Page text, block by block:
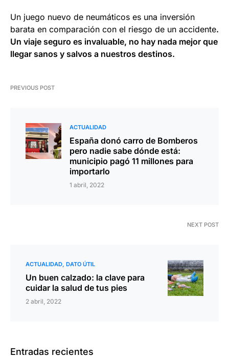
Un juego nuevo de neumáticos es una inversión
barata en comparación con el riesgo de un accidente.
Un viaje seguro es invaluable, no hay nada mejor que
llegar sanos y salvos a nuestros destinos.
PREVIOUS POST
ACTUALIDAD
España donó carro de Bomberos
pero nadie sabe dónde está:
municipio pagó 11 millones para
importarlo
1 abril, 2022
NEXT POST
ACTUALIDAD DATO ÚTIL
Un buen calzado: la clave para
cuidar la salud de tus pies
2 abril, 2022
Entradas recientes